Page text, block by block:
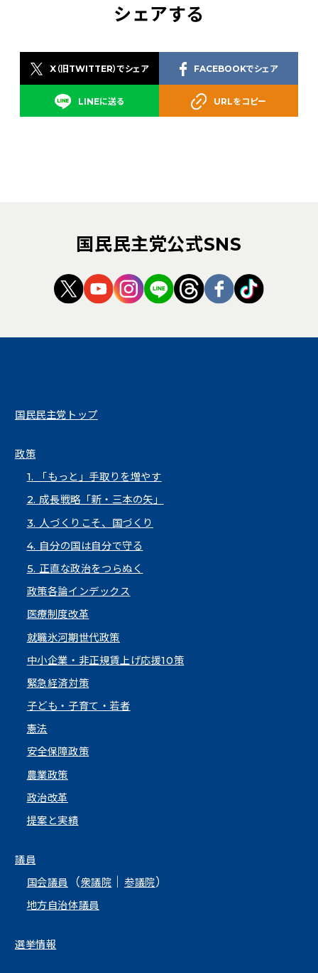
シェアする
X（旧TWITTER）でシェア
LINEに送る
FACEBOOKでシェア
URLをコピー
国民民主党公式SNS
（新しいタブで開く）
（新しいタブで開く）
（新しいタブで開く）
（新しいタブで開く）
（新しいタブで開
（新しいタブ
（新しい
国民民主党トップ
政策
1. 「もっと」手取りを増やす
2. 成長戦略「新・三本の矢」
3. 人づくりこそ、国づくり
4. 自分の国は自分で守る
5. 正直な政治をつらぬく
政策各論インデックス
医療制度改革
就職氷河期世代政策
中小企業・非正規賃上げ応援10策
緊急経済対策
子ども・子育て・若者
憲法
安全保障政策
農業政策
政治改革
提案と実績
議員
国会議員
（衆議院 ｜参議院）
地方自治体議員
選挙情報